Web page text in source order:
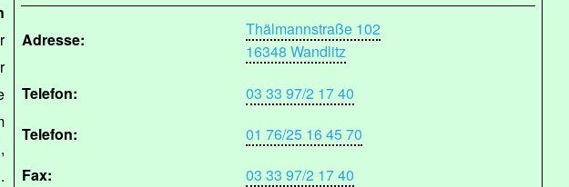
Adresse:
Thälmannstraße 102
16348 Wandlitz
Telefon:
03 33 97/2 17 40
Telefon:
01 76/25 16 45 70
Fax:
03 33 97/2 17 40